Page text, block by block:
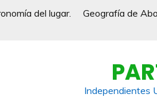
del lugar. Geografía de
Independientes